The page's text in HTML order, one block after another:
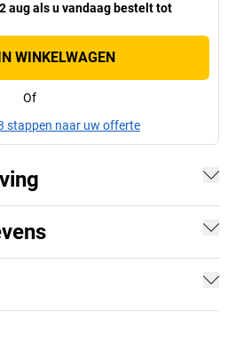
augals uvandaag bestelt tot
WINKELWAGEN
Of
stappen naar uw offerte